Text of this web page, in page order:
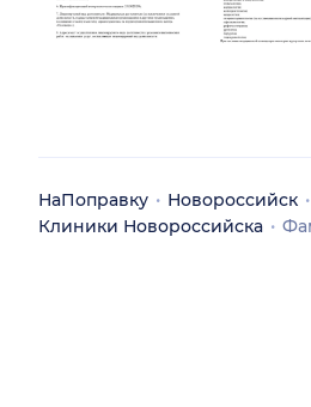
НаПоправку
Новороссийск
Клиники Новороссийска